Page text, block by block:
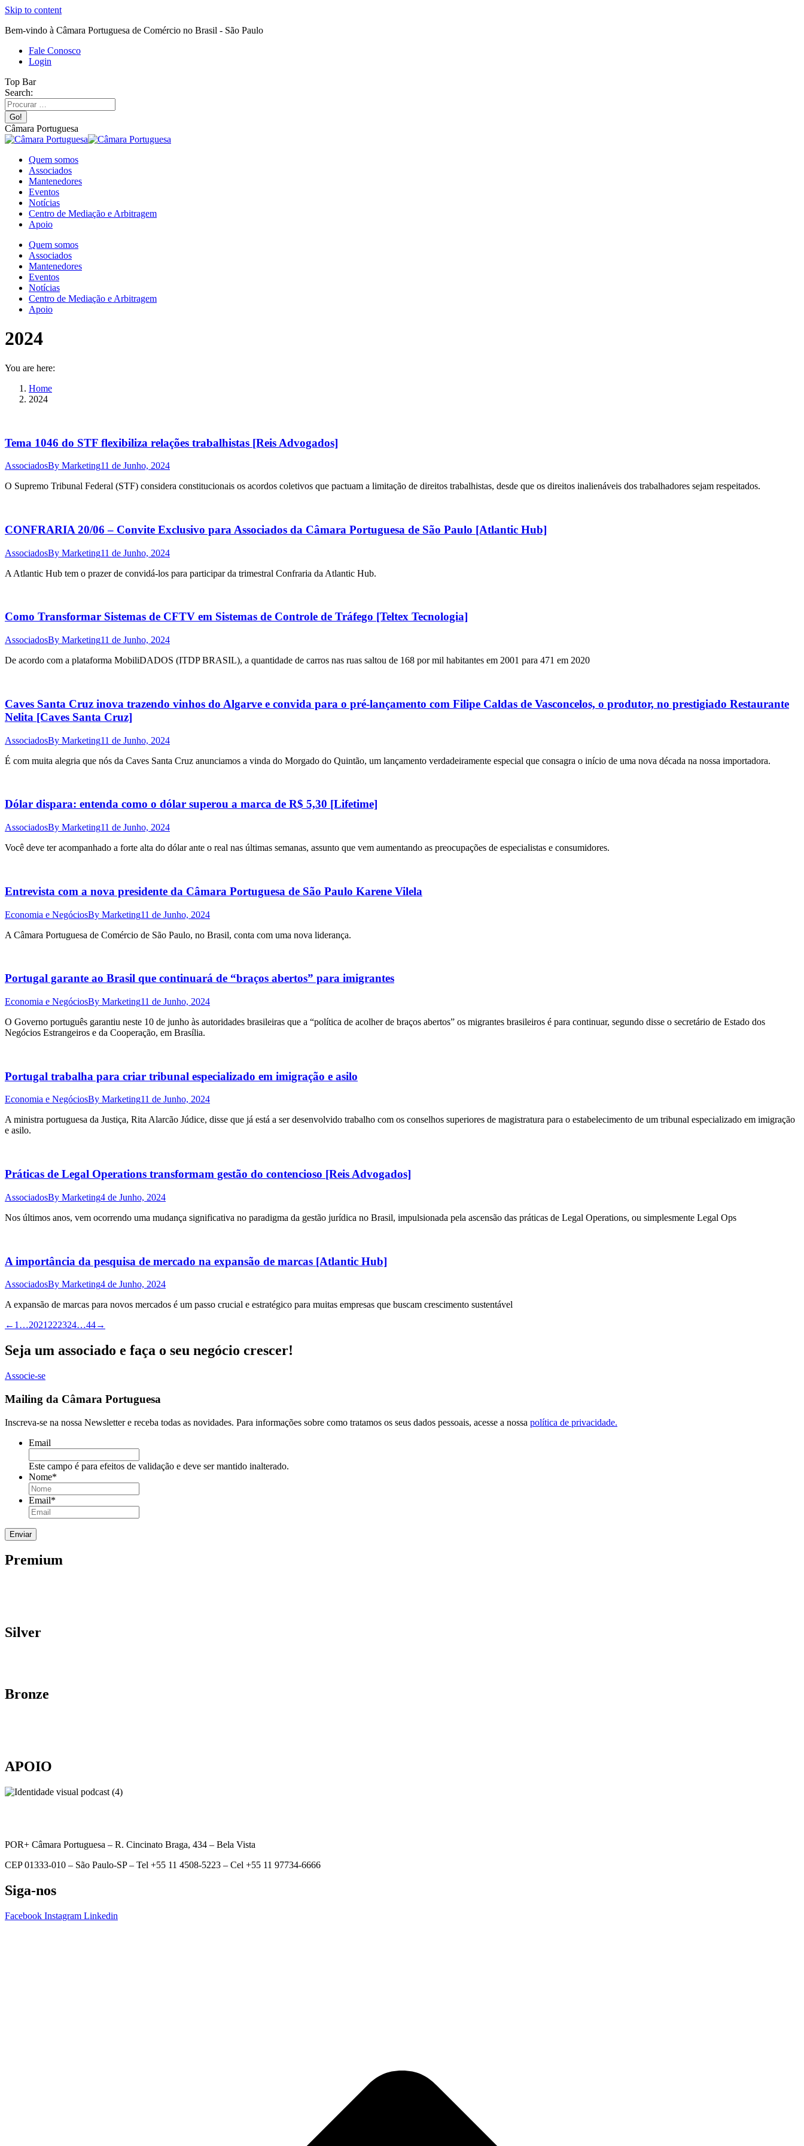
Skip to content
Bem-vindo à Câmara Portuguesa de Comércio no Brasil - São Paulo
Fale Conosco
Login
Top Bar
Search:
Câmara Portuguesa
Quem somos
Associados
Mantenedores
Eventos
Notícias
Centro de Mediação e Arbitragem
Apoio
Quem somos
Associados
Mantenedores
Eventos
Notícias
Centro de Mediação e Arbitragem
Apoio
2024
You are here:
Home
2024
Tema 1046 do STF flexibiliza relações trabalhistas [Reis Advogados]
AssociadosBy Marketing11 de Junho, 2024
O Supremo Tribunal Federal (STF) considera constitucionais os acordos coletivos que pactuam a limitação de direitos trabalhistas, desde que os direitos inalienáveis dos trabalhadores sejam respeitados.
CONFRARIA 20/06 – Convite Exclusivo para Associados da Câmara Portuguesa de São Paulo [Atlantic Hub]
AssociadosBy Marketing11 de Junho, 2024
A Atlantic Hub tem o prazer de convidá-los para participar da trimestral Confraria da Atlantic Hub.
Como Transformar Sistemas de CFTV em Sistemas de Controle de Tráfego [Teltex Tecnologia]
AssociadosBy Marketing11 de Junho, 2024
De acordo com a plataforma MobiliDADOS (ITDP BRASIL), a quantidade de carros nas ruas saltou de 168 por mil habitantes em 2001 para 471 em 2020
Caves Santa Cruz inova trazendo vinhos do Algarve e convida para o pré-lançamento com Filipe Caldas de Vasconcelos, o produtor, no prestigiado Restaurante
Nelita [Caves Santa Cruz]
AssociadosBy Marketing11 de Junho, 2024
É com muita alegria que nós da Caves Santa Cruz anunciamos a vinda do Morgado do Quintão, um lançamento verdadeiramente especial que consagra o início de uma nova década na nossa importadora.
Dólar dispara: entenda como o dólar superou a marca de R$ 5,30 [Lifetime]
AssociadosBy Marketing11 de Junho, 2024
Você deve ter acompanhado a forte alta do dólar ante o real nas últimas semanas, assunto que vem aumentando as preocupações de especialistas e consumidores.
Entrevista com a nova presidente da Câmara Portuguesa de São Paulo Karene Vilela
Economia e NegóciosBy Marketing11 de Junho, 2024
A Câmara Portuguesa de Comércio de São Paulo, no Brasil, conta com uma nova liderança.
Portugal garante ao Brasil que continuará de “braços abertos” para imigrantes
Economia e NegóciosBy Marketing11 de Junho, 2024
O Governo português garantiu neste 10 de junho às autoridades brasileiras que a “política de acolher de braços abertos” os migrantes brasileiros é para continuar, segundo disse o secretário de Estado dos
Negócios Estrangeiros e da Cooperação, em Brasília.
Portugal trabalha para criar tribunal especializado em imigração e asilo
Economia e NegóciosBy Marketing11 de Junho, 2024
A ministra portuguesa da Justiça, Rita Alarcão Júdice, disse que já está a ser desenvolvido trabalho com os conselhos superiores de magistratura para o estabelecimento de um tribunal especializado em imigração
e asilo.
Práticas de Legal Operations transformam gestão do contencioso [Reis Advogados]
AssociadosBy Marketing4 de Junho, 2024
Nos últimos anos, vem ocorrendo uma mudança significativa no paradigma da gestão jurídica no Brasil, impulsionada pela ascensão das práticas de Legal Operations, ou simplesmente Legal Ops
A importância da pesquisa de mercado na expansão de marcas [Atlantic Hub]
AssociadosBy Marketing4 de Junho, 2024
A expansão de marcas para novos mercados é um passo crucial e estratégico para muitas empresas que buscam crescimento sustentável
← 1 …2021 222324…44→
Seja um associado e faça o seu negócio crescer!
Associe-se
Mailing da Câmara Portuguesa
Inscreva-se na nossa Newsletter e receba todas as novidades. Para informações sobre como tratamos os seus dados pessoais, acesse a nossa política de privacidade.
Email
Este campo é para efeitos de validação e deve ser mantido inalterado.
Nome*
Email*
Premium
Silver
Bronze
APOIO
POR+ Câmara Portuguesa – R. Cincinato Braga, 434 – Bela Vista
CEP 01333-010 – São Paulo-SP – Tel +55 11 4508-5223 – Cel +55 11 97734-6666
Siga-nos
Facebook Instagram Linkedin